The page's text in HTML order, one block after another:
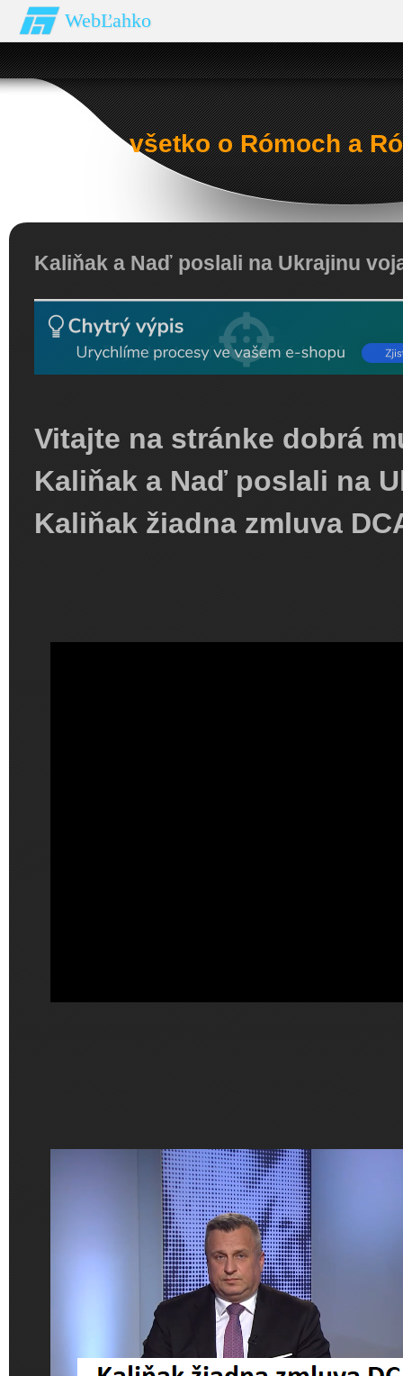
WebĽahko
všetko o Rómoch a
Kaliňak a Naď poslali na Ukrajinu
Vitajte na stránke dobrá
Kaliňak a Naď poslali na
Kaliňak žiadna zmluva